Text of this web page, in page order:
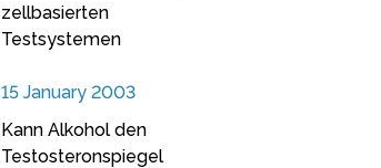
zellbasierten
Testsystemen
15 January 2003
Kann Alkohol den
Testosteronspiegel